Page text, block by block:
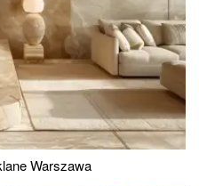
Warszawa